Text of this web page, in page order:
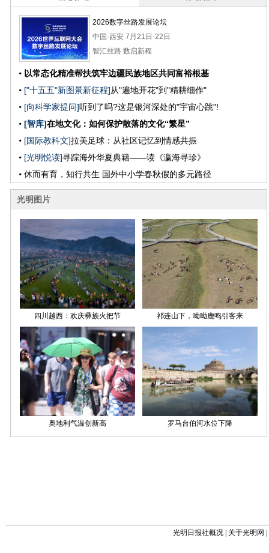
光明日报社概况 关于光明网